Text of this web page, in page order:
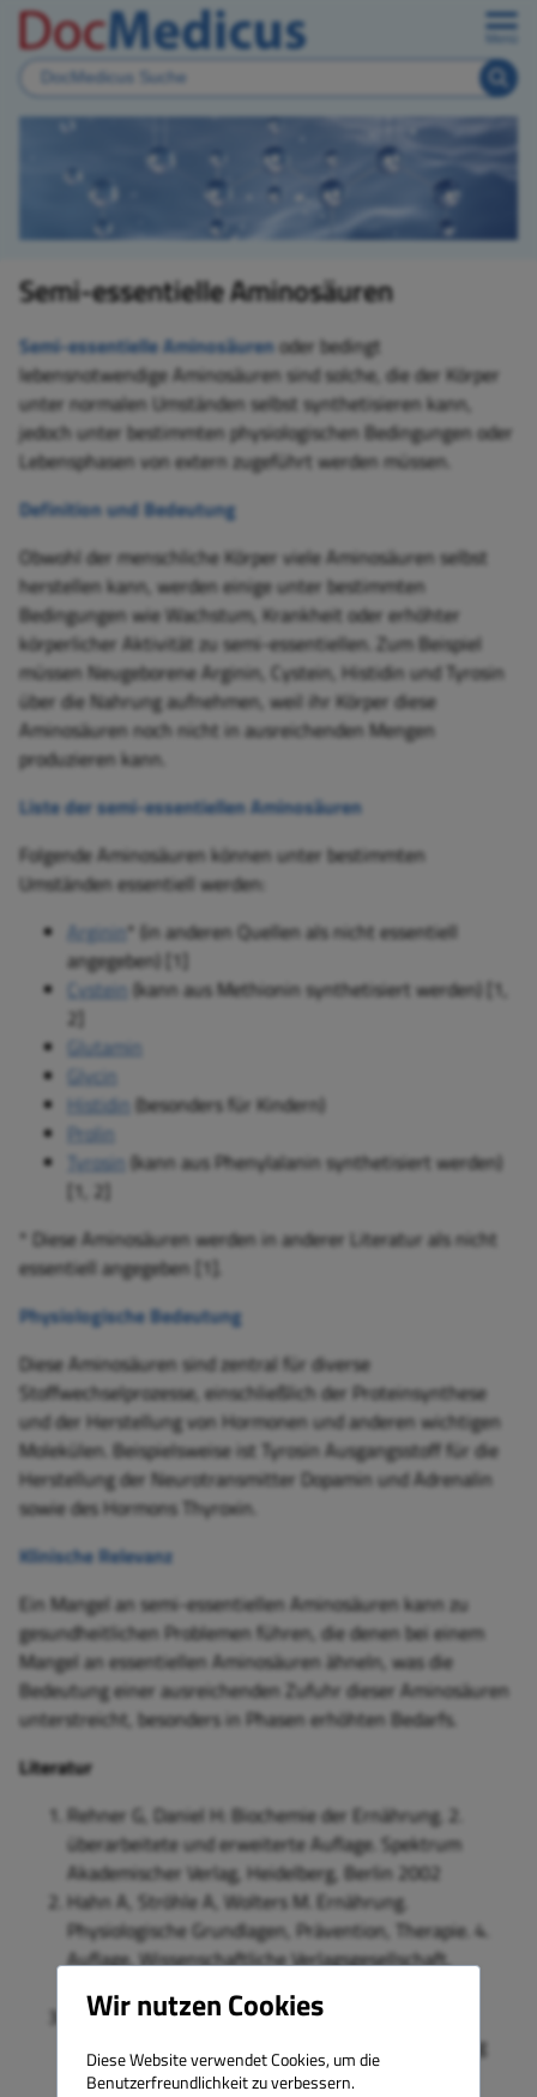
Semi-essentielle Aminosäuren
Semi-essentielleAminosäurenoder bedingt
lebensnotwendige Aminosäuren sind solche, die der Körper
unter normalen Umständen selbst synthetisieren kann,
jedoch unter bestimmten physiologischen Bedingungen oder
Lebensphasen von extern zugeführt werden müssen.
Definition und Bedeutung
Obwohl der menschliche Körper viele Aminosäuren selbst
herstellen kann, werden einige unter bestimmten
Bedingungen wie Wachstum, Krankheit oder erhöhter
körperlicher Aktivität zu semi-essentiellen. Zum Beispiel
müssen Neugeborene Arginin, Cystein, Histidin und Tyrosin
über die Nahrung aufnehmen, weil ihr Körper diese
Aminosäuren noch nicht in ausreichenden Mengen
produzieren kann.
Liste der semi-essentiellen Aminosäuren
Folgende Aminosäuren können unter bestimmten
Umständen essentiell werden:
Arginin* (in anderen Quellen als nicht essentiell
angegeben) [1]
Cystein (kann aus Methionin synthetisiert werden) [1,
2]
Glutamin
Glycin
Histidin (besonders für Kindern)
Prolin
Tyrosin (kann aus Phenylalanin synthetisiert werden)
[1, 2]
* Diese Aminosäuren werden in anderer Literatur als nicht
essentiell angegeben [1].
Physiologische Bedeutung
Diese Aminosäuren sind zentral für diverse
Stoffwechselprozesse, einschließlich der Proteinsynthese
und der Herstellung von Hormonen und anderen wichtigen
Molekülen. Beispielsweise ist Tyrosin Ausgangsstoff für die
Herstellung der Neurotransmitter Dopamin und Adrenalin
sowie des Hormons Thyroxin.
Klinische Relevanz
Ein Mangel an semi-essentiellen Aminosäuren kann zu
gesundheitlichen Problemen führen, die denen bei einem
Mangel an essentiellen Aminosäuren ähneln, was die
Bedeutung einer ausreichenden Zufuhr dieser Aminosäuren
unterstreicht, besonders in Phasen erhöhten Bedarfs.
Literatur
Rehner G, Daniel H: Biochemie der Ernährung. 2.
überarbeitete und erweiterte Auflage. Spektrum
Akademischer Verlag, Heidelberg, Berlin 2002
Hahn A, Ströhle A, Wolters M. Ernährung.
Physiologische Grundlagen, Prävention, Therapie. 4.
Auflage, Wissenschaftliche Verlagsgesellschaft,
Stuttgart 2023
Löffler G, Petrides P, Heinrich P: Biochemie &
Pathobiochemie, 8.Auflage, Springer Medizin Verlag
Heidelberg 2007
Wir nutzen Cookies
Diese Website verwendet Cookies, um die
Benutzerfreundlichkeit zu verbessern.